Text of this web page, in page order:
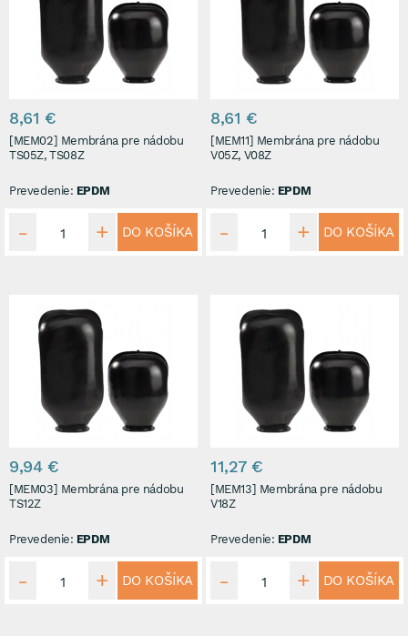
8,61 €
[MEM02] Membrána pre nádobu
TS05Z, TS08Z
Prevedenie: EPDM
DO KOŠÍKA
8,61 €
[MEM11] Membrána pre nádobu
V05Z, V08Z
Prevedenie: EPDM
DO KOŠÍKA
9,94 €
[MEM03] Membrána pre nádobu
TS12Z
Prevedenie: EPDM
DO KOŠÍKA
11,27 €
[MEM13] Membrána pre nádobu
V18Z
Prevedenie: EPDM
DO KOŠÍKA